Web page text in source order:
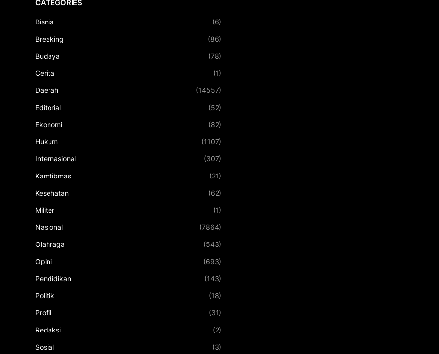
CATEGORIES
Bisnis (6)
Breaking (86)
Budaya (78)
Cerita (1)
Daerah (14557)
Editorial (52)
Ekonomi (82)
Hukum (1107)
Internasional (307)
Kamtibmas (21)
Kesehatan (62)
Militer (1)
Nasional (7864)
Olahraga (543)
Opini (693)
Pendidikan (143)
Politik (18)
Profil (31)
Redaksi (2)
Sosial (3)